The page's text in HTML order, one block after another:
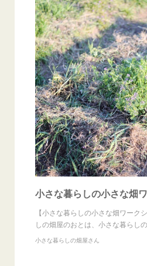
【小さな暮らしの小さな畑ワーク
しの畑屋のおとは、小さな暮らし
小さな暮らしの畑屋さん